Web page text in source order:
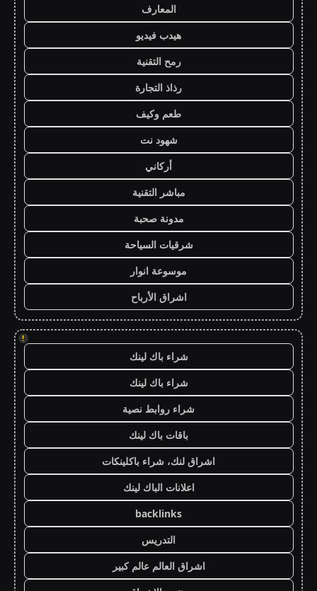
المعارف
هيدب فيديو
رمح التقنية
رذاذ التجارة
طعم وكيف
شهود نت
أركاني
مباشر التقنية
مدونة صحبة
شرقيات السياحة
موسوعة انوار
اشراق الأرباح
!
شراء باك لينك
شراء باك لينك
شراء روابط نصية
باقات باك لينك
اشراق لنك، شراء باكلينكات
اعلانات الباك لينك
backlinks
التدريس
اشراق العالم عالم كبير